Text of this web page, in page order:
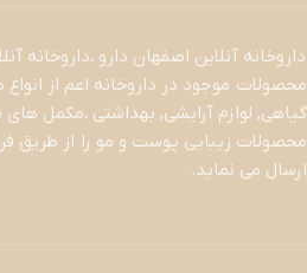
داروخانه آنلاین اصفهان دارو ،داروخانه
محصولات موجود در داروخانه اعم از انواع
گیاهی, لوازم آرایشی, بهداشتی ،مکمل
محصولات زیبایی پوست و مو را از طریق
ارسال می نماید.